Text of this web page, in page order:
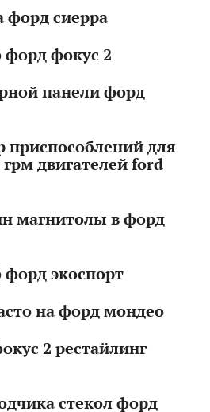
форд сиерра
форд фокус 2
панели форд
приспособлений для
двигателей ford
магнитолы в форд
форд экоспорт
на форд мондео
2 рестайлинг
стекол форд